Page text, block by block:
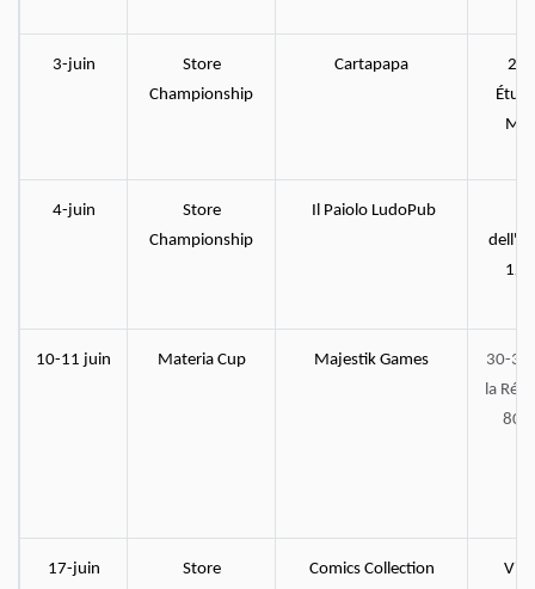
3-juin
Store
Championship
Cartapapa
21
4-juin
Store
Championship
Il Paiolo LudoPub
10-11 juin Materia Cup Majestik Games
30-32
la
800
17-juin
Store
Comics Collection
Via